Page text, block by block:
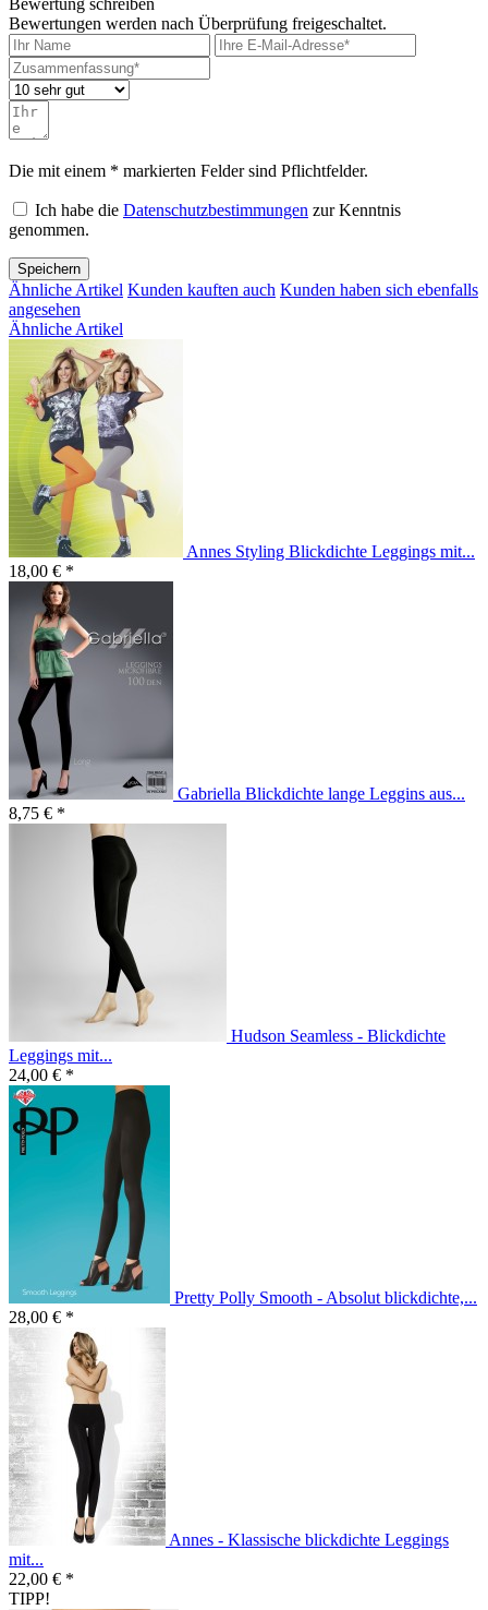
Bewertung schreiben
Bewertungen werden nach Überprüfung freigeschaltet.
Die mit einem * markierten Felder sind Pflichtfelder.
Ich habe die Datenschutzbestimmungen zur Kenntnis
genommen.
Speichern
Ähnliche Artikel Kunden kauften auch Kunden haben sich ebenfalls
angesehen
Ähnliche Artikel
Annes Styling Blickdichte Leggings mit...
18,00 € *
Gabriella Blickdichte lange Leggins aus...
8,75 € *
Hudson Seamless - Blickdichte
Leggings mit...
24,00 € *
Pretty Polly Smooth - Absolut blickdichte,...
28,00 € *
Annes - Klassische blickdichte Leggings
mit...
22,00 € *
TIPP!